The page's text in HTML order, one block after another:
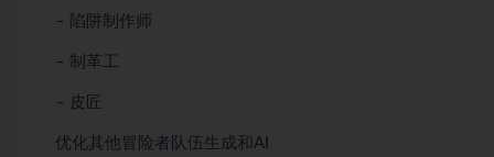
– 陷阱制作师
– 制革工
– 皮匠
优化其他冒险者队伍生成和AI